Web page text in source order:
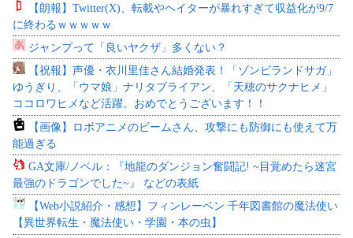
【朗報】Twitter(X)、転載やヘイターが暴れすぎて収益化が9/7
に終わるｗｗｗｗｗ
ジャンプって「良いヤクザ」多くない？
【祝報】声優・衣川里佳さん結婚発表！「ゾンビランドサガ」
ゆうぎり、「ウマ娘」ナリタブライアン、「天穂のサクナヒメ」
ココロワヒメなど活躍。おめでとうございます！！
【画像】ロボアニメのビームさん、攻撃にも防御にも使えて万
能過ぎる
GA文庫/ノベル：『地龍のダンジョン奮闘記! ~目覚めたら迷宮
最強のドラゴンでした~』 などの表紙
【Web小説紹介・感想】フィンレーベン 千年図書館の魔法使い
【異世界転生・魔法使い・学園・本の虫】